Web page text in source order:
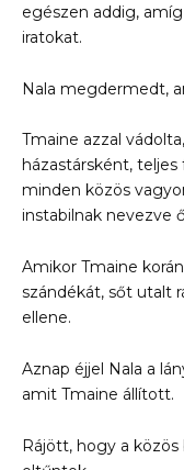
egészen addig,
iratokat.
Nala megdermedt,
Tmaine azzal
házastársként,
minden közös
instabilnak nevezve
Amikor Tmaine
szándékát, sőt utalt
ellene.
Aznap éjjel Nala a
amit Tmaine állított.
Rájött, hogy a közös